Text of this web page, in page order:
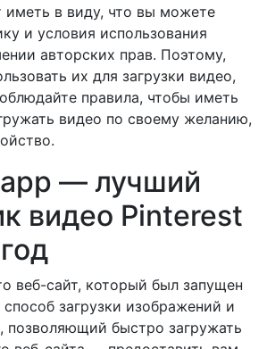
иметь в виду, что вы можете
и условия использования
авторских прав. Поэтому,
их для загрузки видео,
правила, чтобы иметь
видео по своему желанию,
— лучший
видео Pinterest
веб-сайт, который был запущен
загрузки изображений и
позволяющий быстро загружать